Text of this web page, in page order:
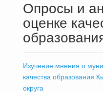
Опросы и
оценке
Изучение мнения о
качества образования
округа